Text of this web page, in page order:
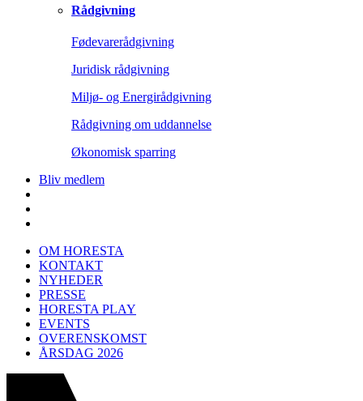
Rådgivning
Fødevarerådgivning
Juridisk rådgivning
Miljø- og Energirådgivning
Rådgivning om uddannelse
Økonomisk sparring
Bliv medlem
OM HORESTA
KONTAKT
NYHEDER
PRESSE
HORESTA PLAY
EVENTS
OVERENSKOMST
ÅRSDAG 2026